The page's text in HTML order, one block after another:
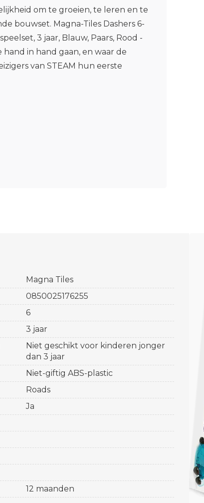
om te groeien, te leren en te
bouwset. Magna-Tiles Dashers 6-
3 jaar, Blauw, Paars, Rood -
in hand gaan, en waar de
van STEAM hun eerste
Magna Tiles
0850025176255
6
3 jaar
Niet geschikt voor kinderen jonger
dan 3 jaar
Niet-giftig ABS-plastic
Roads
Ja
12 maanden